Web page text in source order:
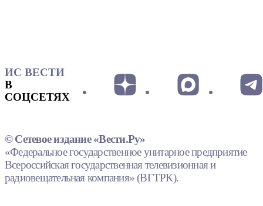
ИС ВЕСТИ
В
СОЦСЕТЯХ
© Сетевое издание «Вести.Ру»
«Федеральное государственное унитарное предприятие
Всероссийская государственная телевизионная и
радиовещательная компания» (ВГТРК).